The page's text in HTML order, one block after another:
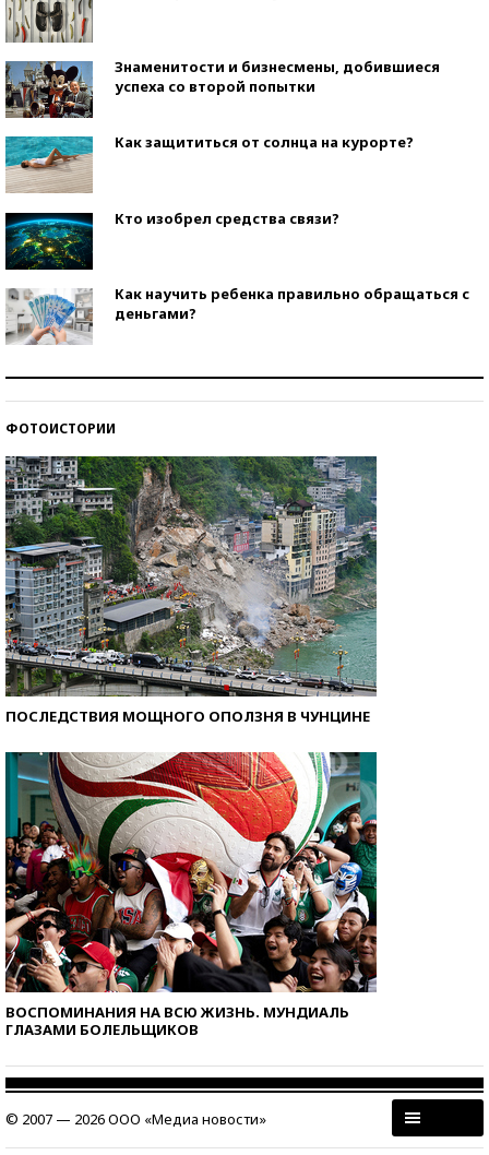
Знаменитости и бизнесмены, добившиеся
успеха со второй попытки
Как защититься от солнца на курорте?
Кто изобрел средства связи?
Как научить ребенка правильно обращаться с
деньгами?
ФОТОИСТОРИИ
ПОСЛЕДСТВИЯ МОЩНОГО ОПОЛЗНЯ В ЧУНЦИНЕ
ВОСПОМИНАНИЯ НА ВСЮ ЖИЗНЬ. МУНДИАЛЬ
ГЛАЗАМИ БОЛЕЛЬЩИКОВ
© 2007 — 2026 ООО «Медиа новости»